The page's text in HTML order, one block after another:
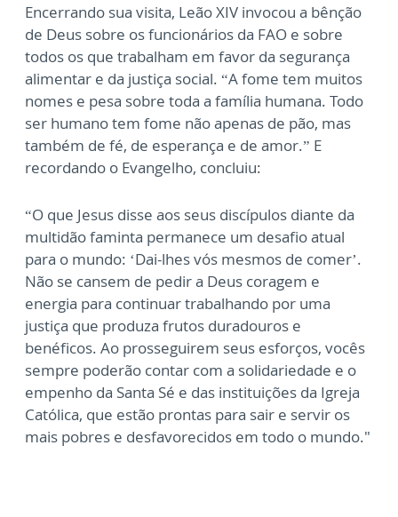
Encerrando sua visita, Leão XIV invocou a bênção
de Deus sobre os funcionários da FAO e sobre
todos os que trabalham em favor da segurança
alimentar e da justiça social. “A fome tem muitos
nomes e pesa sobre toda a família humana. Todo
ser humano tem fome não apenas de pão, mas
também de fé, de esperança e de amor.” E
recordando o Evangelho, concluiu:
“O que Jesus disse aos seus discípulos diante da
multidão faminta permanece um desafio atual
para o mundo: ‘Dai-lhes vós mesmos de comer’.
Não se cansem de pedir a Deus coragem e
energia para continuar trabalhando por uma
justiça que produza frutos duradouros e
benéficos. Ao prosseguirem seus esforços, vocês
sempre poderão contar com a solidariedade e o
empenho da Santa Sé e das instituições da Igreja
Católica, que estão prontas para sair e servir os
mais pobres e desfavorecidos em todo o mundo."